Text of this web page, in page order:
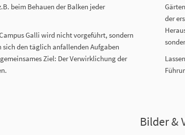
beim Behauen der Balken jeder
Galli wird nicht vorgeführt, sondern
den täglich anfallenden Aufgaben
Ziel: Der Verwirklichung der
der
Bilder &